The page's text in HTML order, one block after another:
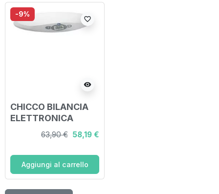
-9%
visibility
favorite_border
CHICCO BILANCIA
ELETTRONICA
63,90 € 58,19 €
Aggiungi al carrello